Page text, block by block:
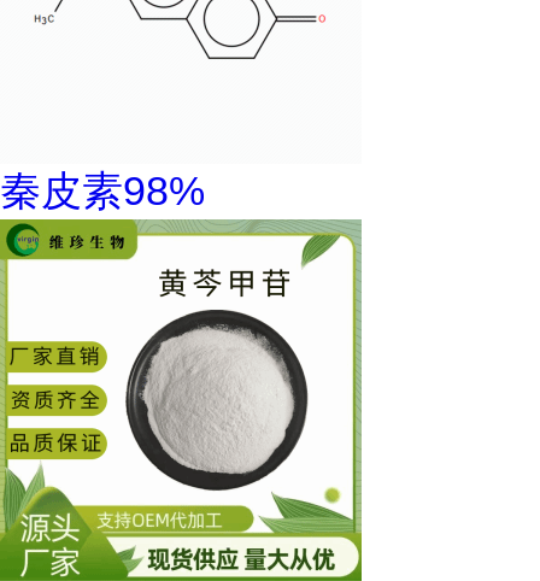
秦皮素98%